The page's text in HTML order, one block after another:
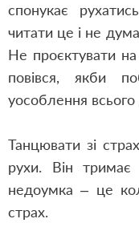
спонукає
читати це і не
Не проєктувати
повівся, якби
уособлення
Танцювати зі
рухи. Він
недоумка – це
страх.